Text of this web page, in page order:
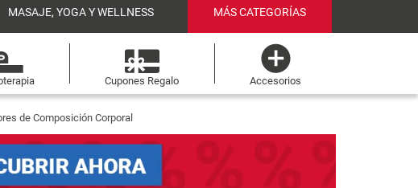
MASAJE, YOGA Y WELLNESS MÁS CATEGORÍAS
Cupones Regalo Accesorios
de Composición Corporal